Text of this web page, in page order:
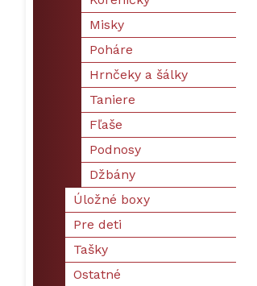
Misky
Poháre
Hrnčeky a šálky
Taniere
Fľaše
Podnosy
Džbány
Úložné boxy
Pre deti
Tašky
Ostatné